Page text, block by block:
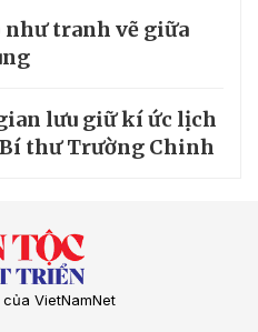
như tranh vẽ giữa
lưu giữ kí ức lịch
Bí thư Trường Chinh
VietNamNet